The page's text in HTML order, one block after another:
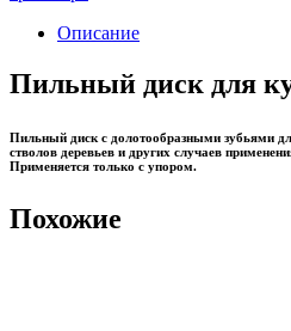
Описание
Пильный диск для
Пильный диск с долотообразными зубьями
стволов деревьев и других случаев
Применяется только с упором.
Похожие